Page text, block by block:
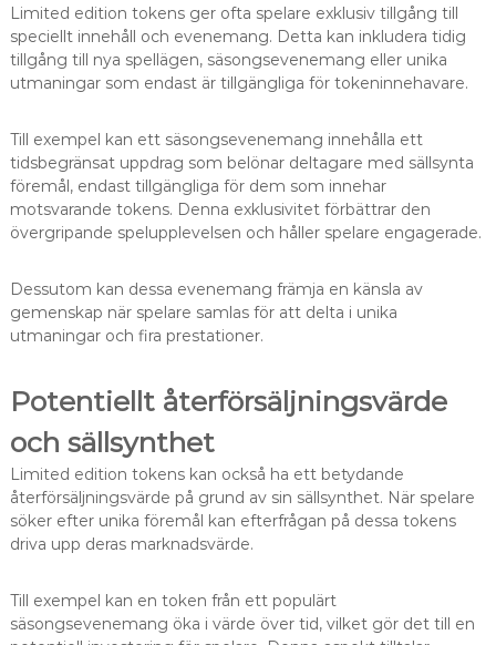
Limited edition tokens ger ofta spelare exklusiv tillgång till
speciellt innehåll och evenemang. Detta kan inkludera tidig
tillgång till nya spellägen, säsongsevenemang eller unika
utmaningar som endast är tillgängliga för tokeninnehavare.
Till exempel kan ett säsongsevenemang innehålla ett
tidsbegränsat uppdrag som belönar deltagare med sällsynta
föremål, endast tillgängliga för dem som innehar
motsvarande tokens. Denna exklusivitet förbättrar den
övergripande spelupplevelsen och håller spelare engagerade.
Dessutom kan dessa evenemang främja en känsla av
gemenskap när spelare samlas för att delta i unika
utmaningar och fira prestationer.
Potentiellt återförsäljningsvärde
och sällsynthet
Limited edition tokens kan också ha ett betydande
återförsäljningsvärde på grund av sin sällsynthet. När spelare
söker efter unika föremål kan efterfrågan på dessa tokens
driva upp deras marknadsvärde.
Till exempel kan en token från ett populärt
säsongsevenemang öka i värde över tid, vilket gör det till en